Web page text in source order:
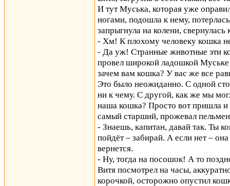
И тут Муська, которая уже
ногами, подошла к нему,
запрыгнула на колени,
- Хм! К плохому человеку кошка
- Да уж! Странные животные эти
провел широкой ладошкой
зачем вам кошка? У вас же все
Это было неожиданно. С одной
ни к чему. С другой, как же мы
наша кошка? Просто вот пришла и
самый старший, прожевал
- Знаешь, капитан, давай так. Ты
пойдёт – забирай. А если нет –
вернется.
- Ну, тогда на посошок! А то
Витя посмотрел на часы,
корочкой, осторожно опустил